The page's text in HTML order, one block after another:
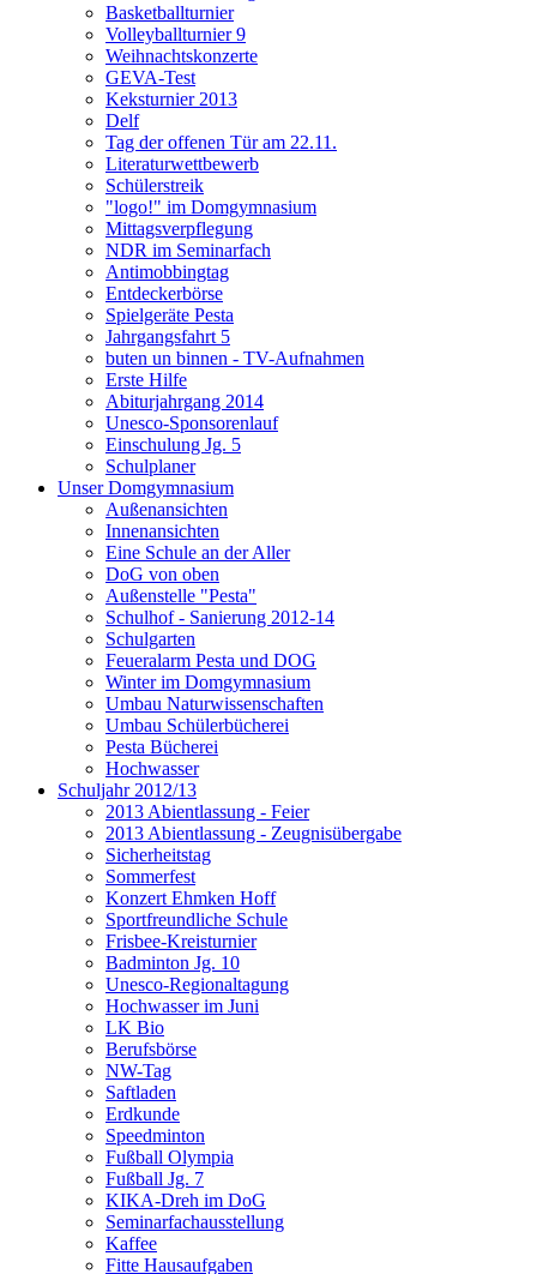
Basketballturnier
Volleyballturnier 9
Weihnachtskonzerte
GEVA-Test
Keksturnier 2013
Delf
Tag der offenen Tür am 22.11.
Literaturwettbewerb
Schülerstreik
"logo!" im Domgymnasium
Mittagsverpflegung
NDR im Seminarfach
Antimobbingtag
Entdeckerbörse
Spielgeräte Pesta
Jahrgangsfahrt 5
buten un binnen - TV-Aufnahmen
Erste Hilfe
Abiturjahrgang 2014
Unesco-Sponsorenlauf
Einschulung Jg. 5
Schulplaner
Unser Domgymnasium
Außenansichten
Innenansichten
Eine Schule an der Aller
DoG von oben
Außenstelle "Pesta"
Schulhof - Sanierung 2012-14
Schulgarten
Feueralarm Pesta und DOG
Winter im Domgymnasium
Umbau Naturwissenschaften
Umbau Schülerbücherei
Pesta Bücherei
Hochwasser
Schuljahr 2012/13
2013 Abientlassung - Feier
2013 Abientlassung - Zeugnisübergabe
Sicherheitstag
Sommerfest
Konzert Ehmken Hoff
Sportfreundliche Schule
Frisbee-Kreisturnier
Badminton Jg. 10
Unesco-Regionaltagung
Hochwasser im Juni
LK Bio
Berufsbörse
NW-Tag
Saftladen
Erdkunde
Speedminton
Fußball Olympia
Fußball Jg. 7
KIKA-Dreh im DoG
Seminarfachausstellung
Kaffee
Fitte Hausaufgaben